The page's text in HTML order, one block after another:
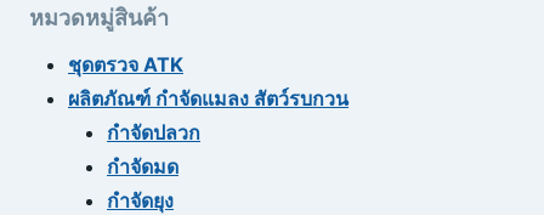
หมวดหมู่สินค้า
ชุดตรวจ ATK
ผลิตภัณฑ์ กำจัดแมลง สัตว์รบกวน
กำจัดปลวก
กำจัดมด
กำจัดยุง